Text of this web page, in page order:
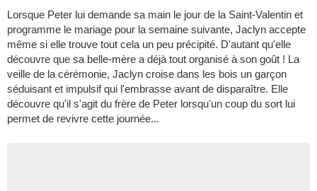
Lorsque Peter lui demande sa main le jour de la Saint-Valentin et
programme le mariage pour la semaine suivante, Jaclyn accepte
même si elle trouve tout cela un peu précipité. D'autant qu'elle
découvre que sa belle-mère a déjà tout organisé à son goût ! La
veille de la cérémonie, Jaclyn croise dans les bois un garçon
séduisant et impulsif qui l'embrasse avant de disparaître. Elle
découvre qu'il s'agit du frère de Peter lorsqu'un coup du sort lui
permet de revivre cette journée...